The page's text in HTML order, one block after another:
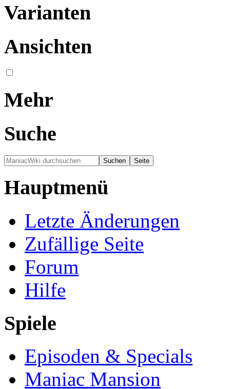
Varianten
Ansichten
Mehr
Suche
Hauptmenü
Letzte Änderungen
Zufällige Seite
Forum
Hilfe
Spiele
Episoden & Specials
Maniac Mansion